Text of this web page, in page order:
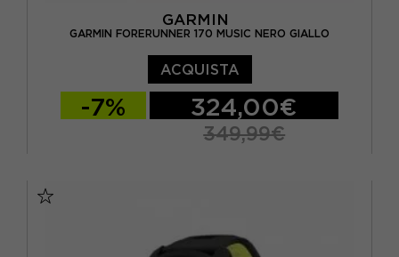
GARMIN
GARMIN FORERUNNER 170 MUSIC NERO GIALLO
ACQUISTA
-7% 324,00€
349,99€